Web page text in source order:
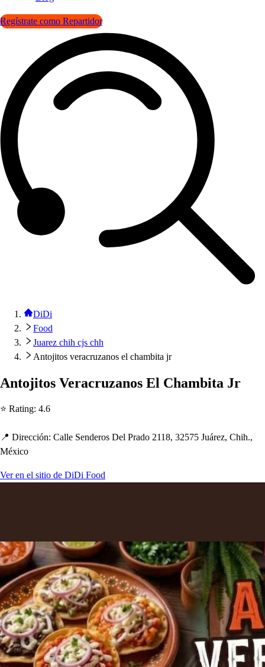
Regístrate como Repartidor
DiDi
Food
Juarez chih cjs chh
Antojitos veracruzanos el chambita jr
Antojitos Veracruzanos El Chambita Jr
⭐ Rating: 4.6
📍 Dirección: Calle Senderos Del Prado 2118, 32575 Juárez, Chih.,
México
Ver en el sitio de DiDi Food